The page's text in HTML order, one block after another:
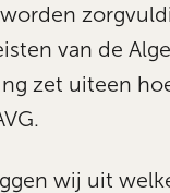
van de
zet uiteen
wij uit